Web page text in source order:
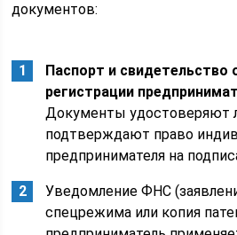
документов:
Паспорт и свидетельство
регистрации
Документы удостоверяют
подтверждают право
предпринимателя на
Уведомление ФНС
спецрежима или копия